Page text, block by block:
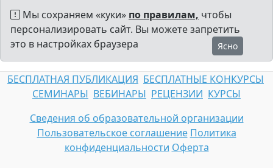
Мы сохраняем «куки» по правилам, чтобы
персонализировать сайт. Вы можете запретить
это в настройках браузера
Ясно
БЕСПЛАТНАЯ ПУБЛИКАЦИЯ БЕСПЛАТНЫЕ КОНКУРСЫ
СЕМИНАРЫ ВЕБИНАРЫ РЕЦЕНЗИИ КУРСЫ
Сведения об образовательной организации
Пользовательское соглашение Политика
конфиденциальности Оферта